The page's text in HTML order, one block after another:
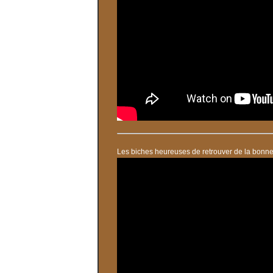
Les biches heureuses de retrouver de la